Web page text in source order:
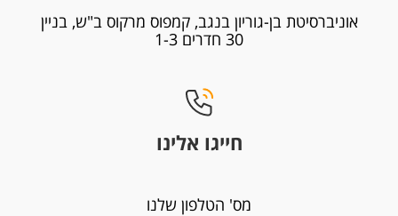
אוניברסיטת בן-גוריון בנגב, קמפוס מרקוס ב"ש, בניין
30 חדרים 1-3
חייגו אלינו
מס' הטלפון שלנו